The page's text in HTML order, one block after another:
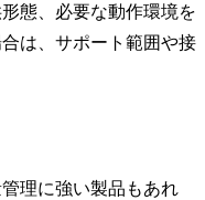
態、必要な動作環境を
は、サポート範囲や接
理に強い製品もあれ